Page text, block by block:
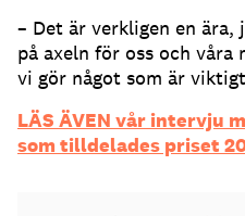
– Det är verkligen en
på axeln för oss och
vi gör något som är
LÄS ÄVEN vår intervju
som tilldelades priset